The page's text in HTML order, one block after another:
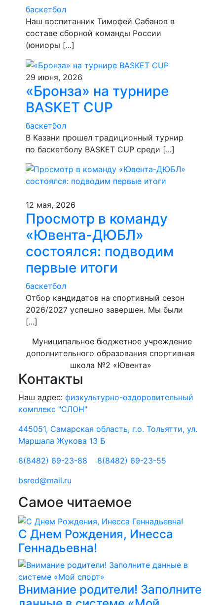
баскетбол
Наш воспитанник Тимофей Сабанов в
составе сборной команды России
(юниоры [...]
29 июня, 2026
«Бронза» на турнире
BASKET CUP
баскетбол
В Казани прошел традиционный турнир
по баскетболу BASKET CUP среди [...]
12 мая, 2026
Просмотр в команду
«Ювента-ДЮБЛ»
состоялся: подводим
первые итоги
баскетбол
​Отбор кандидатов на спортивный сезон
2026/2027 успешно завершен. Мы были
[...]
Муниципальное бюджетное учреждение
дополнительного образования спортивная
школа №2 «Ювента»
Контакты
Наш адрес:физкультурно-оздоровительный
комплекс "СЛОН"
445051, Самарская область, г.о. Тольятти, ул.
Маршала Жукова 13 Б
8(8482) 69-23-88
8(8482) 69-23-55
bsred@mail.ru
Самое читаемое
С Днем Рождения, Инесса
Геннадьевна!
Внимание родители! Заполните